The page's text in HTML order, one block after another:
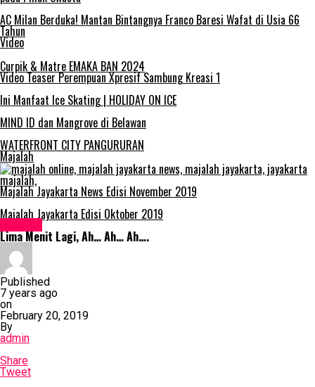
AC Milan Berduka! Mantan Bintangnya Franco Baresi Wafat di Usia 66
Tahun
Video
Curpik & Matre EMAKA BAN 2024
Video Teaser Perempuan Xpresif Sambung Kreasi 1
Ini Manfaat Ice Skating | HOLIDAY ON ICE
MIND ID dan Mangrove di Belawan
WATERFRONT CITY PANGURURAN
Majalah
Majalah Jayakarta News Edisi November 2019
Majalah Jayakarta Edisi Oktober 2019
Lima Menit Lagi, Ah… Ah… Ah….
Published
7 years ago
on
February 20, 2019
By
admin
Share
Tweet